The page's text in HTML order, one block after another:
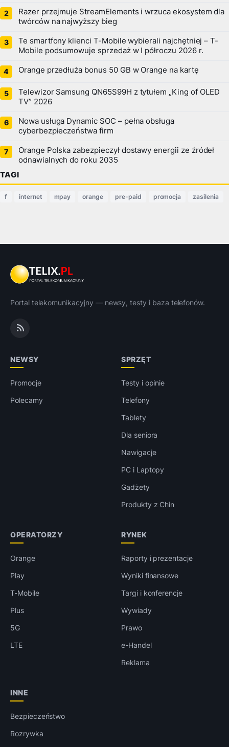
Razer przejmuje StreamElements i wrzuca ekosystem dla
twórców na najwyższy bieg
Te smartfony klienci T-Mobile wybierali najchętniej – T-
Mobile podsumowuje sprzedaż w I półroczu 2026 r.
Orange przedłuża bonus 50 GB w Orange na kartę
Telewizor Samsung QN65S99H z tytułem „King of OLED
TV” 2026
Nowa usługa Dynamic SOC – pełna obsługa
cyberbezpieczeństwa firm
Orange Polska zabezpieczył dostawy energii ze źródeł
odnawialnych do roku 2035
TAGI
f internet mpay orange pre-paid promocja zasilenia
Portal telekomunikacyjny — newsy, testy i baza telefonów.
NEWSY
Promocje
Polecamy
SPRZĘT
Testy i opinie
Telefony
Tablety
Dla seniora
Nawigacje
PC i Laptopy
Gadżety
Produkty z Chin
OPERATORZY
Orange
Play
T-Mobile
Plus
5G
LTE
RYNEK
Raporty i prezentacje
Wyniki finansowe
Targi i konferencje
Wywiady
Prawo
e-Handel
Reklama
INNE
Bezpieczeństwo
Rozrywka